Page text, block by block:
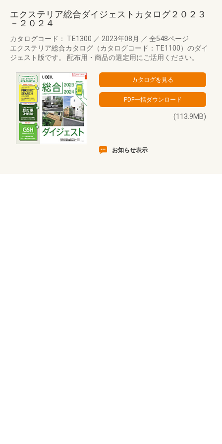
エクステリア総合ダイジェストカタログ２０２３
－２０２４
カタログコード： TE1300 ／ 2023年08月 ／ 全548ページ
エクステリア総合カタログ（カタログコード：TE1100）のダイ
ジェスト版です。 配布用・商品の選定用にご活用ください。
(113.9MB)
お知らせ表示